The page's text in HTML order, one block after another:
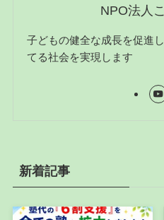
NPO法人
子どもの健全な成長を促進
てる社会を実現します
新着記事